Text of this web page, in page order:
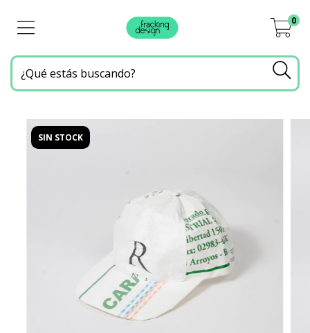
0
SIN STOCK